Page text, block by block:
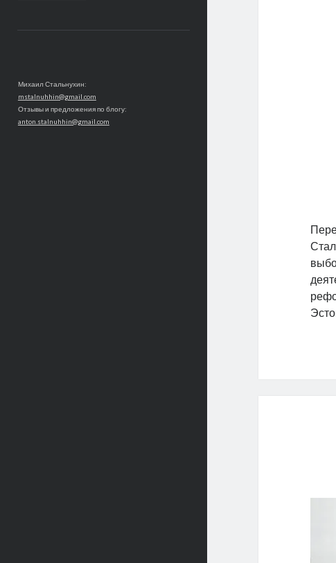
Михаил Стальнухин:
mstalnuhhin@gmail.com
Отзывы и предложения по блогу:
anton.stalnuhhin@gmail.com